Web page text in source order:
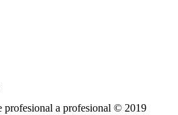
a profesional © 2019